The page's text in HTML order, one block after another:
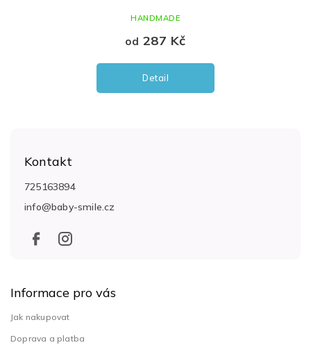
od 287 Kč
Detail
HANDMADE
Kontakt
info@baby-smile.cz
725163894
Informace pro vás
Jak nakupovat
Doprava a platba